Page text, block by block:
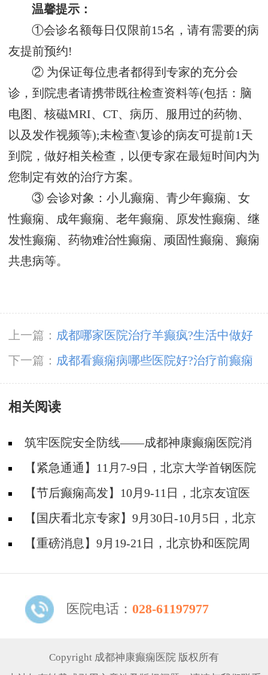
温馨提示：
①会诊名额每日仅限前15名，请有需要的病
友提前预约!
② 为保证每位患者都得到专家的充分会
诊，到院患者请携带既往检查资料等(包括：脑
电图、核磁MRI、CT、病历、服用过的药物、
以及发作视频等);未检查\复诊的病友可提前1天
到院，做好相关检查，以便专家在最短时间内为
您制定有效的治疗方案。
③ 会诊对象：小儿癫痫、青少年癫痫、女
性癫痫、成年癫痫、老年癫痫、原发性癫痫、继
发性癫痫、药物难治性癫痫、顽固性癫痫、癫痫
共患病等。
上一篇： 成都哪家医院治疗羊癫疯?生活中做好
那些事可以预防癫痫?
下一篇： 成都看癫痫病哪些医院好?治疗前癫痫
患者要做哪些检查?
相关阅读
筑牢医院安全防线——成都神康癫痫医院消
防安全培训纪实
【紧急通通】11月7-9日，北京大学首钢医院
神经内科胡颖教授亲临成都会诊，破解癫痫疑难
【节后癫痫高发】10月9-11日，北京友谊医
院陈葵博士免费会诊+治疗援助，破解癫痫难
题！
【国庆看北京专家】9月30日-10月5日，北京
天坛&首钢医院两大专家蓉城亲诊+癫痫大额救
【重磅消息】9月19-21日，北京协和医院周
线！
医院电话： 028-61197977
Copyright 成都神康癫痫医院 版权所有